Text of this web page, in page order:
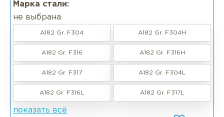
Марка стали:
не выбрана
A182 Gr. F304 A182 Gr. F304H
A182 Gr. F316 A182 Gr. F316H
A182 Gr. F317 A182 Gr. F304L
A182 Gr. F316L A182 Gr. F317L
показать всё